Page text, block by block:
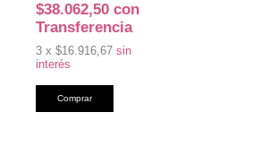
$38.062,50 con
Transferencia
3 x $16.916,67 sin
interés